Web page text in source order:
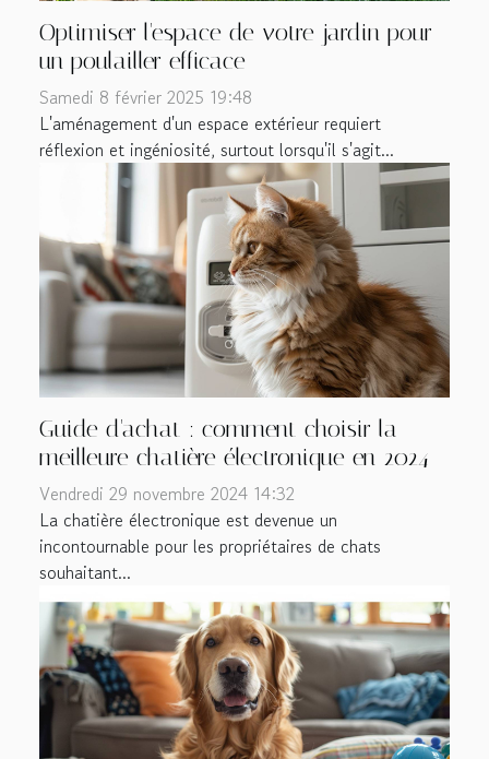
Optimiser l'espace de votre jardin pour
un poulailler efficace
Samedi 8 février 2025 19:48
L'aménagement d'un espace extérieur requiert
réflexion et ingéniosité, surtout lorsqu'il s'agit...
Guide d'achat : comment choisir la
meilleure chatière électronique en 2024
Vendredi 29 novembre 2024 14:32
La chatière électronique est devenue un
incontournable pour les propriétaires de chats
souhaitant...